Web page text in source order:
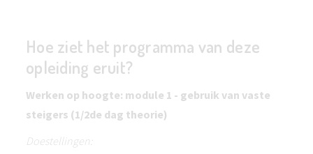
Hoe ziet het programma van deze
opleiding eruit?
Werken op hoogte: module 1 - gebruik van vaste
steigers (1/2de dag theorie)
Doestellingen: